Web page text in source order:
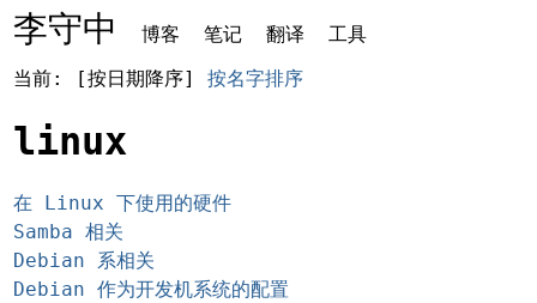
李守中 博客 笔记 翻译
工具
当前: [按日期降序]
按名字排序
linux
在 Linux 下使用的硬件
Samba 相关
Debian 系相关
Debian 作为开发机系统的配置